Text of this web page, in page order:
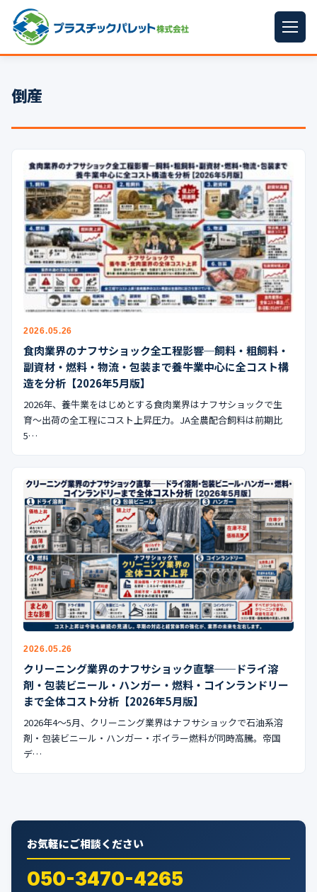
パレットサイズ
プラパレット ▼
コンテナ
中古パレット
再生原料
梱包資材
イラン情勢まとめ
公式ブログ
会社案内
🇺🇸🇰🇷🇹🇼🇻🇳
倒産
2026.05.26
食肉業界のナフサショック全工程影響─飼料・粗飼料・
副資材・燃料・物流・包装まで養牛業中心に全コスト構
造を分析【2026年5月版】
2026年、養牛業をはじめとする食肉業界はナフサショックで生
育〜出荷の全工程にコスト上昇圧力。JA全農配合飼料は前期比
5…
2026.05.26
クリーニング業界のナフサショック直撃──ドライ溶
剤・包装ビニール・ハンガー・燃料・コインランドリー
まで全体コスト分析【2026年5月版】
2026年4〜5月、クリーニング業界はナフサショックで石油系溶
剤・包装ビニール・ハンガー・ボイラー燃料が同時高騰。帝国
デ…
お気軽にご相談ください
050-3470-4265